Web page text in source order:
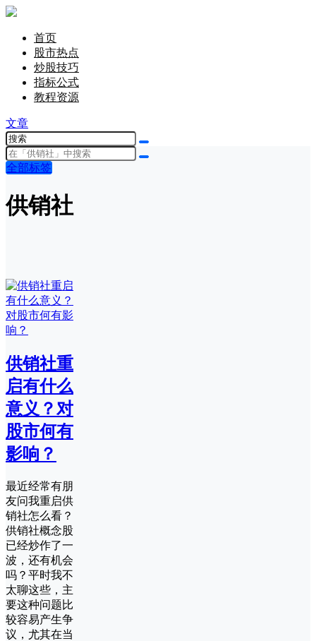
首页
股市热点
炒股技巧
指标公式
教程资源
文章
全部标签
供销社
供销社重
启有什么
意义？对
股市何有
影响？
最近经常有朋
友问我重启供
销社怎么看？
供销社概念股
已经炒作了一
波，还有机会
吗？平时我不
太聊这些，主
要这种问题比
较容易产生争
议，尤其在当